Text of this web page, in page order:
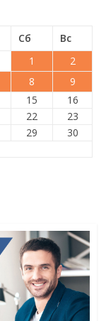
Сб
Вс
1
2
8
9
15
16
22
23
29
30